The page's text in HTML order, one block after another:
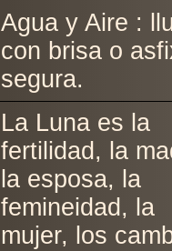
Agua y Aire :
con brisa o
segura.
La Luna es la
fertilidad, la
la esposa, la
femineidad, la
mujer, los